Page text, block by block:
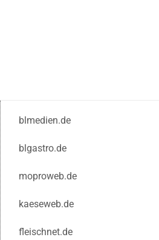
blmedien.de
blgastro.de
moproweb.de
kaeseweb.de
fleischnet.de